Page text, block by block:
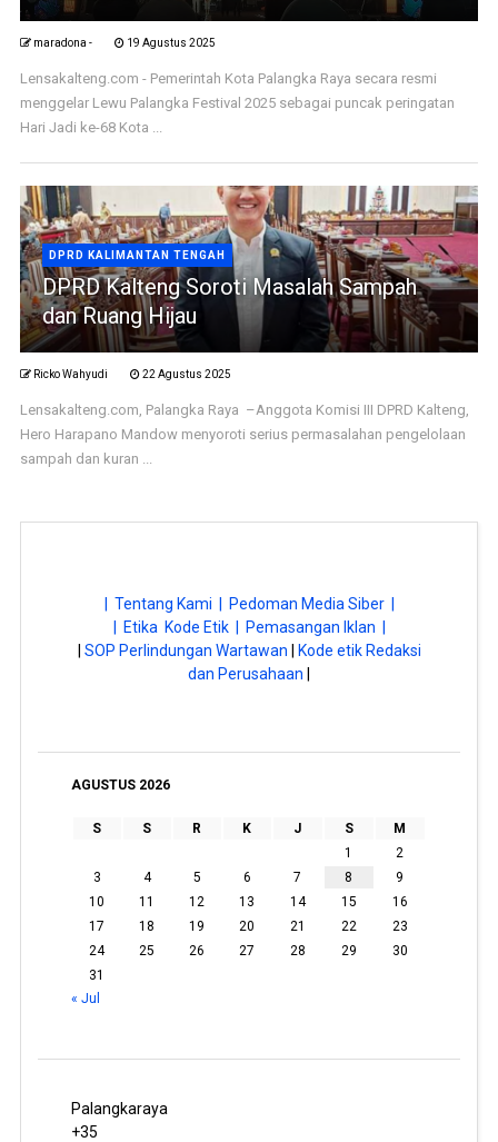
maradona - 19 Agustus 2025
Lensakalteng.com - Pemerintah Kota Palangka Raya secara resmi
menggelar Lewu Palangka Festival 2025 sebagai puncak peringatan
Hari Jadi ke-68 Kota ...
DPRD KALIMANTAN TENGAH
DPRD Kalteng Soroti Masalah Sampah
dan Ruang Hijau
Ricko Wahyudi 22 Agustus 2025
Lensakalteng.com, Palangka Raya –Anggota Komisi III DPRD Kalteng,
Hero Harapano Mandow menyoroti serius permasalahan pengelolaan
sampah dan kuran ...
| Tentang Kami |
Pedoman Media Siber |
| Etika Kode Etik |
Pemasangan Iklan |
SOP Perlindungan Wartawan
Kode etik Redaksi
dan Perusahaan
AGUSTUS 2026
S S R K J S
M
1
2
3
4 5 6 7 8
9
10
11 12 13 14 15
16
17
18 19 20 21 22
23
24
25 26 27 28 29
30
31
« Jul
Palangkaraya
+35